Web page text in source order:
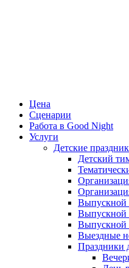
Цена
Сценарии
Работа в Good Night
Услуги
Детские
Детский
Выпускной
Выпускной
Выпускной
Выездные
Праздники